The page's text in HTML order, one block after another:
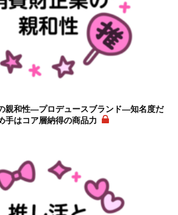
親和性―プロデュースブランド―知名度だ
手はコア層納得の商品力